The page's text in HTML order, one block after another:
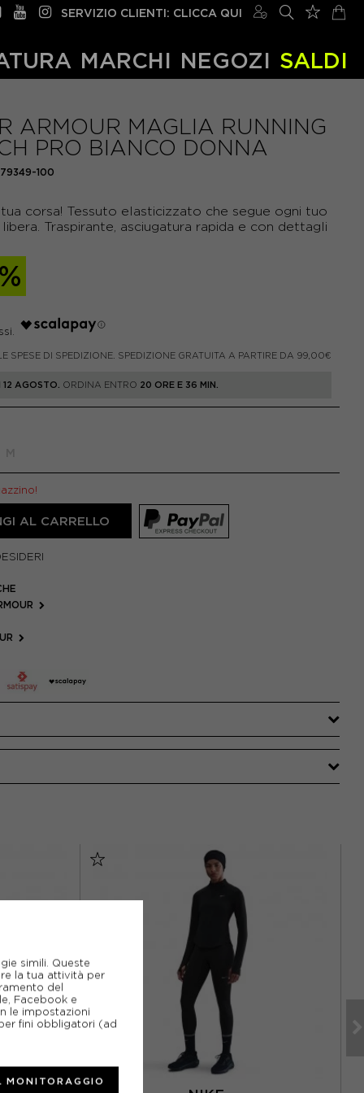
SERVIZIO CLIENTI: CLICCA QUI
MARCHI NEGOZI SALDI
ARMOUR MAGLIA RUNNING
PRO BIANCO DONNA
100
corsa! Tessuto elasticizzato che segue ogni tuo
Traspirante, asciugatura rapida e con dettagli
SPESE DI SPEDIZIONE. SPEDIZIONE GRATUITA A PARTIRE DA 99,00€
12 AGOSTO. ORDINA ENTRO 20 ORE E 36 MIN.
AL CARRELLO
simili. Queste
la tua attività per
del
Facebook e
le impostazioni
fini obbligatori (ad
MONITORAGGIO